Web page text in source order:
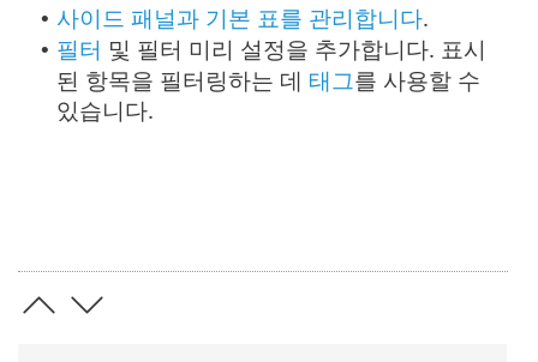
• 사이드 패널과 기본 표를 관리합니다.
• 필터 및 필터 미리 설정을 추가합니다. 표시
된 항목을 필터링하는 데 태그를 사용할 수
있습니다.